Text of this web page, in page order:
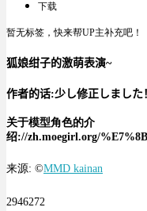
下载
暂无标签，快来帮UP主补充吧！
狐娘绀子的激萌表演~
作者的话:少し修正しました
关于模型角色的介
绍://zh.moegirl.org/
来源: ©MMD kainan
2946272